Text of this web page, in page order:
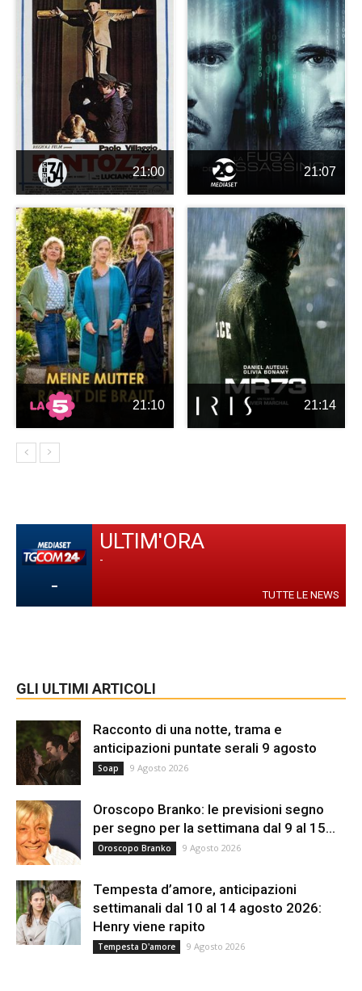
21:00 21:07
21:10 21:14
-
ULTIM'ORA
-
TUTTE LE NEWS
GLI ULTIMI ARTICOLI
Racconto di una notte, trama e
anticipazioni puntate serali 9 agosto
Soap 9 Agosto 2026
Oroscopo Branko: le previsioni segno
per segno per la settimana dal 9 al 15...
Oroscopo Branko 9 Agosto 2026
Tempesta d’amore, anticipazioni
settimanali dal 10 al 14 agosto 2026:
Henry viene rapito
Tempesta D'amore 9 Agosto 2026